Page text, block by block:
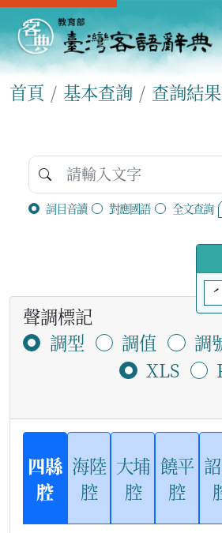
首頁 基本查詢 查詢結
詞目音讀 對應國語 全文查詢
ˊ
聲調標記
調型
調值
調
XLS
四縣
腔
海陸
腔
大埔
腔
饒平
腔